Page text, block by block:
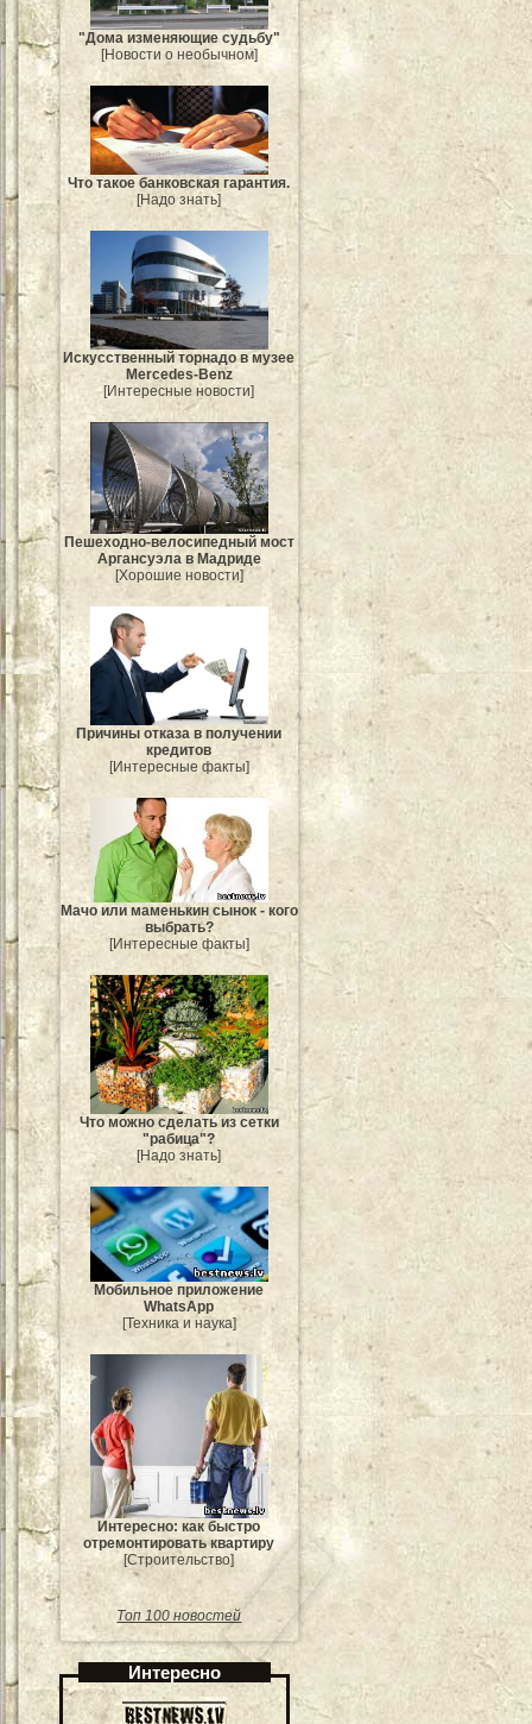
"Дома изменяющие судьбу"
[Новости о необычном]
Что такое банковская гарантия.
[Надо знать]
Искусственный торнадо в музее
Mercedes-Benz
[Интересные новости]
Пешеходно-велосипедный мост
Аргансуэла в Мадриде
[Хорошие новости]
Причины отказа в получении
кредитов
[Интересные факты]
Мачо или маменькин сынок - кого
выбрать?
[Интересные факты]
Что можно сделать из сетки
"рабица"?
[Надо знать]
Мобильное приложение
WhatsApp
[Техника и наука]
Интересно: как быстро
отремонтировать квартиру
[Строительство]
Топ 100 новостей
Интересно